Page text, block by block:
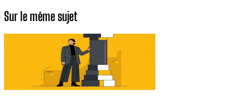
Sur le même sujet